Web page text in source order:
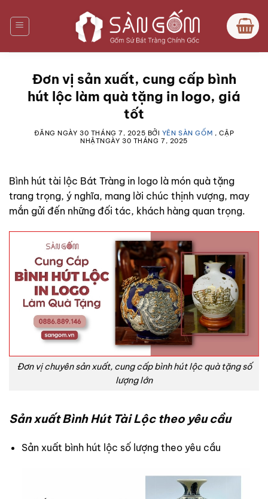
qua
nội
dung
Đơn vị sản xuất, cung cấp bình
hút lộc làm quà tặng in logo, giá
tốt
ĐĂNG NGÀY30 THÁNG 7, 2025 BỞI YÊN SÀN GỐM , CẬP
NHẬTNGÀY30 THÁNG 7, 2025
Bình hút tài lộc Bát Tràng in logo là món quà tặng
trang trọng, ý nghĩa, mang lời chúc thịnh vượng, may
mắn gửi đến những đối tác, khách hàng quan trọng.
Đơn vị chuyên sản xuất, cung cấp bình hút lộc quà tặng số
lượng lớn
Sản xuất Bình Hút Tài Lộc theo yêu cầu
Sản xuất bình hút lộc số lượng theo yêu cầu